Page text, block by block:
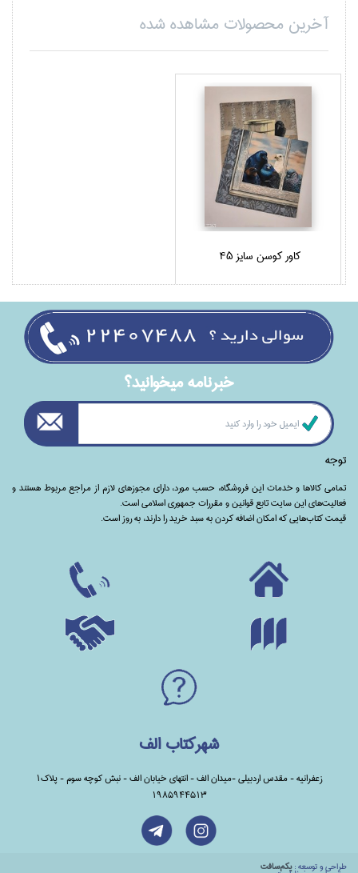
آخرین محصولات مشاهده شده
كاور كوسن سايز 45
خبرنامه ميخوانيد؟
توجه
تمامی‌ کالاها و خدمات این فروشگاه، حسب مورد،‌ دارای مجوزهای لازم از مراجع مربوط هستند ‌و‌‌
فعالیت‌های این سایت تابع قوانین و مقررات جمهوری اسلامی است.
قیمت کتاب‌هایی که امکان اضافه کردن به سبد خرید را دارند،‌ به روز است.
شهرکتاب الف
زعفرانیه - مقدس اردبیلی -میدان الف - انتهای خیابان الف - نبش کوچه سوم - پلاک1
1985944513
طراحي و توسعه : يكم‌سافت